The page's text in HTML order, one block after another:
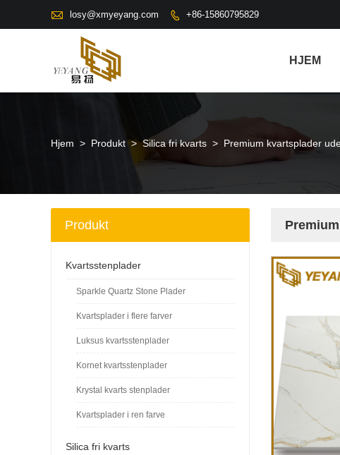
 losy@xmyeyang.com  +86-15860795829
HJEM
Hjem > Produkt > Silica fri kvarts > Premium kvartsplader
Produkt
Kvartsstenplader
Sparkle Quartz Stone Plader
Kvartsplader i flere farver
Luksus kvartsstenplader
Kornet kvartsstenplader
Krystal kvarts stenplader
Kvartsplader i ren farve
Silica fri kvarts